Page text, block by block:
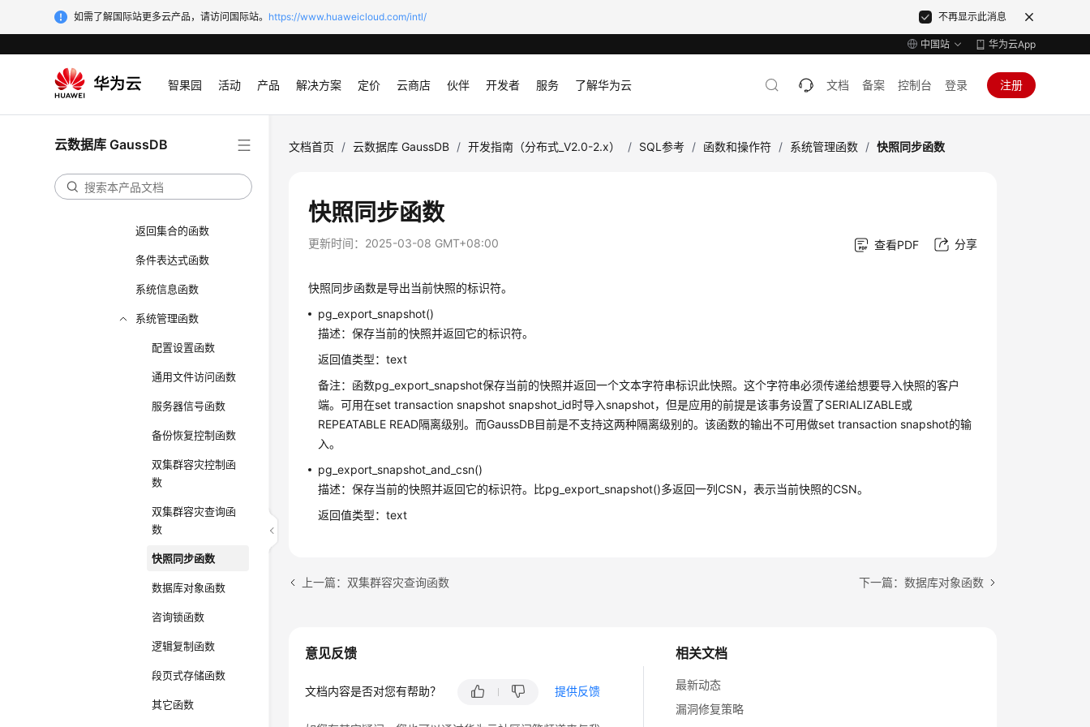
如需了解国际站更多云产品，请访问国际站。 https://www.huaweicloud.com/intl/ 不再显示此消息
中国站 华为云App
智果园 活动 产品 解决方案 定价 云商店 伙伴 开发者 服务 了解华为云 文档 备案 控制台 登录 注册
云数据库 GaussDB
SEQUENCE函数
数组函数和操作符
范围函数和操作符
聚集函数
窗口函数
安全函数
返回集合的函数
条件表达式函数
系统信息函数
系统管理函数
配置设置函数
通用文件访问函数
服务器信号函数
备份恢复控制函数
双集群容灾控制函
数
双集群容灾查询函
数
快照同步函数
数据库对象函数
咨询锁函数
逻辑复制函数
段页式存储函数
其它函数
文档首页 / 云数据库 GaussDB / 开发指南（分布式_V2.0-2.x） / SQL参考 / 函数和操作符 / 系统管理函数 / 快照同步函数
快照同步函数
更新时间： 2025-03-08 GMT+08:00 查看PDF 分享
快照同步函数是导出当前快照的标识符。
pg_export_snapshot()
描述：保存当前的快照并返回它的标识符。
返回值类型：text
备注：函数pg_export_snapshot保存当前的快照并返回一个文本字符串标识此快照。这个字符串必须传递给想要导入快照的客户
端。可用在set transaction snapshot snapshot_id时导入snapshot，但是应用的前提是该事务设置了SERIALIZABLE或
REPEATABLE READ隔离级别。而GaussDB目前是不支持这两种隔离级别的。该函数的输出不可用做set transaction snapshot的输
入。
pg_export_snapshot_and_csn()
描述：保存当前的快照并返回它的标识符。比pg_export_snapshot()多返回一列CSN，表示当前快照的CSN。
返回值类型：text
上一篇：双集群容灾查询函数 下一篇：数据库对象函数
相关文档
最新动态
漏洞修复策略
意见反馈
文档内容是否对您有帮助？ 提供反馈